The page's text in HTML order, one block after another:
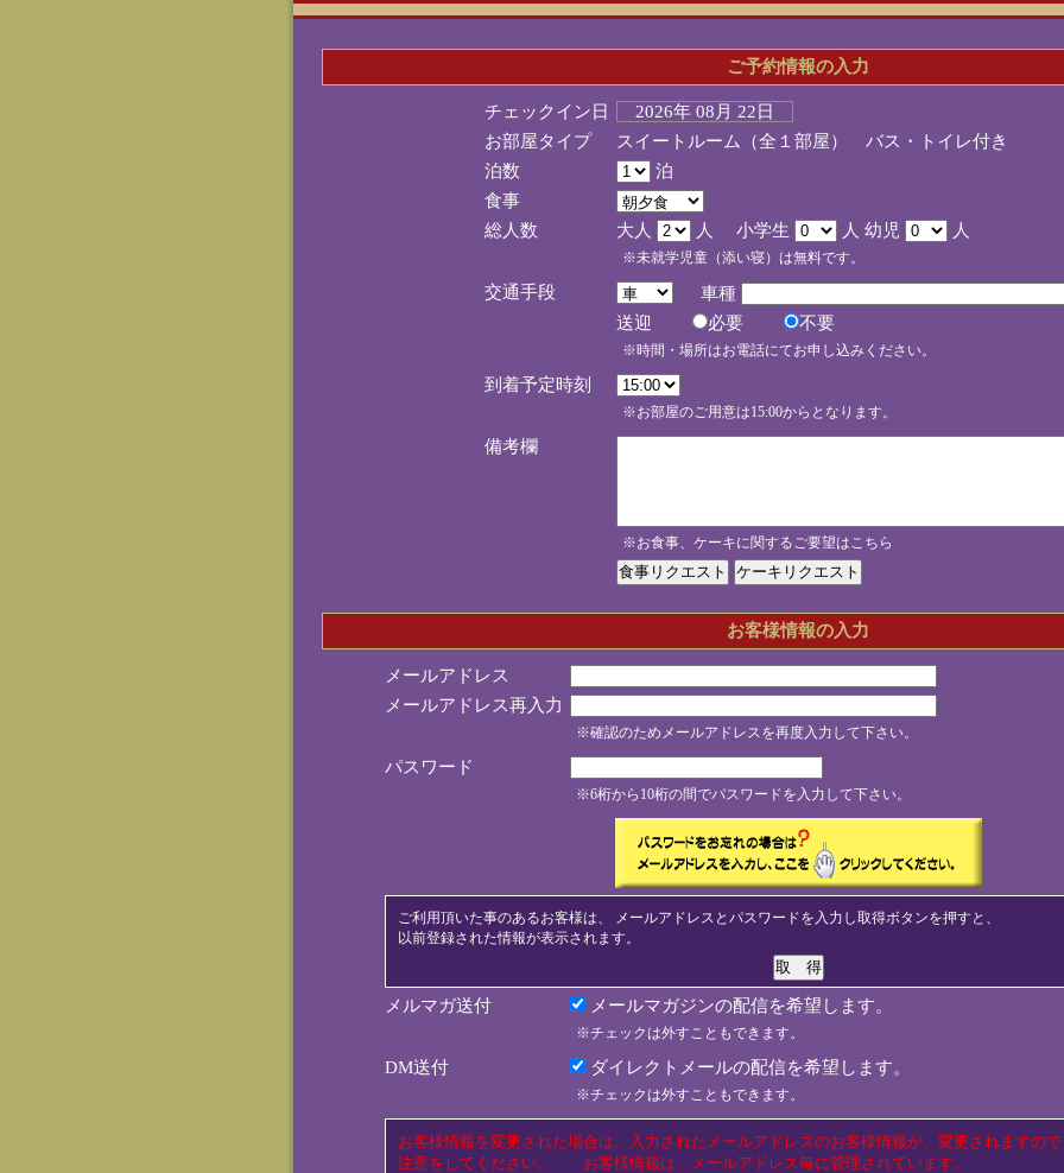
ご予約情報の入力
チェックイン日
2026年 08月 22日
お部屋タイプ
スイートルーム（全１部屋） バス・トイレ付き
泊数
泊
食事
総人数
大人 人 小学生 人 幼児 人
※未就学児童（添い寝）は無料です。
交通手段
車種
送迎
必要 不要
※時間・場所はお電話にてお申し込みください。
到着予定時刻
※お部屋のご用意は15:00からとなります。
備考欄
※お食事、ケーキに関するご要望はこちら
お客様情報の入力
メールアドレス
メールアドレス再入力
※確認のためメールアドレスを再度入力して下さい。
パスワード
※6桁から10桁の間でパスワードを入力して下さい。
ご利用頂いた事のあるお客様は、 メールアドレスとパスワードを入力し取得ボタンを押すと、
以前登録された情報が表示されます。
メルマガ送付 メールマガジンの配信を希望します。
※チェックは外すこともできます。
DM送付 ダイレクトメールの配信を希望します。
※チェックは外すこともできます。
お客様情報を変更された場合は、入力されたメールアドレスのお客様情報が、変更されますので
注意をしてください。 お客様情報は、メールアドレス毎に管理されています。